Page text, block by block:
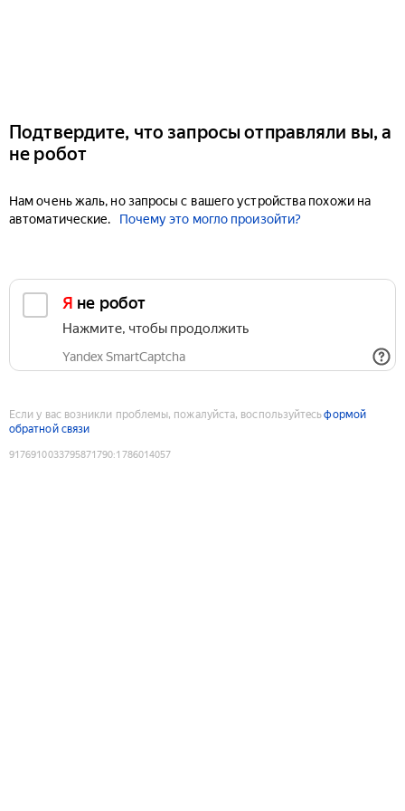
Подтвердите, что запросы отправляли вы, а
не робот
Нам очень жаль, но запросы с вашего устройства похожи на
автоматические.
Почему это могло произойти?
Я не робот
Нажмите, чтобы продолжить
Yandex SmartCaptcha
Если у вас возникли проблемы, пожалуйста, воспользуйтесьформой
обратной связи
9176910033795871790:1786014057